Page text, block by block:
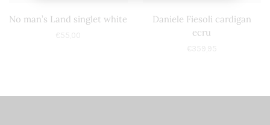
No man’s Land singlet white
€ 55,00
Daniele Fiesoli cardigan
ecru
€ 359,95